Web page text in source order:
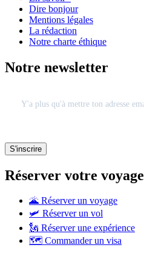
Dire bonjour
Mentions légales
La rédaction
Notre charte éthique
Notre newsletter
Réserver votre voyage
🌋 Réserver un voyage
🛩 Réserver un vol
🗽 Réserver une expérience
🗺 Commander un visa